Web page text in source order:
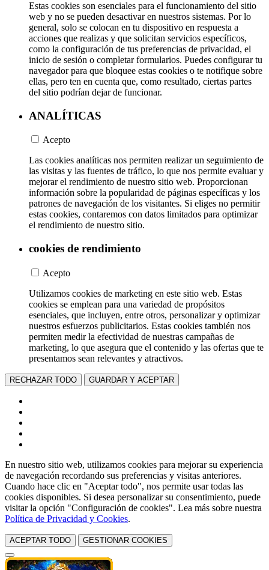
Estas cookies son esenciales para el funcionamiento del sitio
web y no se pueden desactivar en nuestros sistemas. Por lo
general, solo se colocan en tu dispositivo en respuesta a
acciones que realizas y que solicitan servicios específicos,
como la configuración de tus preferencias de privacidad, el
inicio de sesión o completar formularios. Puedes configurar tu
navegador para que bloquee estas cookies o te notifique sobre
ellas, pero ten en cuenta que, como resultado, ciertas partes
del sitio podrían dejar de funcionar.
ANALÍTICAS
Acepto
Las cookies analíticas nos permiten realizar un seguimiento de
las visitas y las fuentes de tráfico, lo que nos permite evaluar y
mejorar el rendimiento de nuestro sitio web. Proporcionan
información sobre la popularidad de páginas específicas y los
patrones de navegación de los visitantes. Si eliges no permitir
estas cookies, contaremos con datos limitados para optimizar
el rendimiento de nuestro sitio.
cookies de rendimiento
Acepto
Utilizamos cookies de marketing en este sitio web. Estas
cookies se emplean para una variedad de propósitos
esenciales, que incluyen, entre otros, personalizar y optimizar
nuestros esfuerzos publicitarios. Estas cookies también nos
permiten medir la efectividad de nuestras campañas de
marketing, lo que asegura que el contenido y las ofertas que te
presentamos sean relevantes y atractivos.
RECHAZAR TODO GUARDAR Y ACEPTAR
En nuestro sitio web, utilizamos cookies para mejorar su experiencia
de navegación recordando sus preferencias y visitas anteriores.
Cuando hace clic en "Aceptar todo", nos permite usar todas las
cookies disponibles. Si desea personalizar su consentimiento, puede
visitar la opción "Configuración de cookies". Lea más sobre nuestra
Política de Privacidad y Cookies.
ACEPTAR TODO GESTIONAR COOKIES